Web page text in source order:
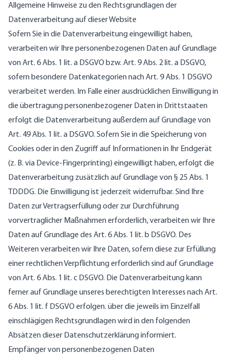
Allgemeine Hinweise zu den Rechtsgrundlagen der
Datenverarbeitung auf dieser Website
Sofern Sie in die Datenverarbeitung eingewilligt haben,
verarbeiten wir Ihre personenbezogenen Daten auf Grundlage
von Art. 6 Abs. 1 lit. a DSGVO bzw. Art. 9 Abs. 2 lit. a DSGVO,
sofern besondere Datenkategorien nach Art. 9 Abs. 1 DSGVO
verarbeitet werden. Im Falle einer ausdrücklichen Einwilligung in
die übertragung personenbezogener Daten in Drittstaaten
erfolgt die Datenverarbeitung außerdem auf Grundlage von
Art. 49 Abs. 1 lit. a DSGVO. Sofern Sie in die Speicherung von
Cookies oder in den Zugriff auf Informationen in Ihr Endgerät
(z. B. via Device-Fingerprinting) eingewilligt haben, erfolgt die
Datenverarbeitung zusätzlich auf Grundlage von § 25 Abs. 1
TDDDG. Die Einwilligung ist jederzeit widerrufbar. Sind Ihre
Daten zur Vertragserfüllung oder zur Durchführung
vorvertraglicher Maßnahmen erforderlich, verarbeiten wir Ihre
Daten auf Grundlage des Art. 6 Abs. 1 lit. b DSGVO. Des
Weiteren verarbeiten wir Ihre Daten, sofern diese zur Erfüllung
einer rechtlichen Verpflichtung erforderlich sind auf Grundlage
von Art. 6 Abs. 1 lit. c DSGVO. Die Datenverarbeitung kann
ferner auf Grundlage unseres berechtigten Interesses nach Art.
6 Abs. 1 lit. f DSGVO erfolgen. über die jeweils im Einzelfall
einschlägigen Rechtsgrundlagen wird in den folgenden
Absätzen dieser Datenschutzerklärung informiert.
Empfänger von personenbezogenen Daten